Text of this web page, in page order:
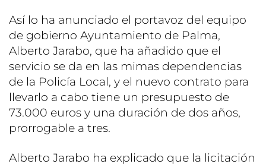
Así lo ha anunciado el portavoz del equipo
de gobierno Ayuntamiento de Palma,
Alberto Jarabo, que ha añadido que el
servicio se da en las mimas dependencias
de la Policía Local, y el nuevo contrato para
llevarlo a cabo tiene un presupuesto de
73.000 euros y una duración de dos años,
prorrogable a tres.
Alberto Jarabo ha explicado que la licitación